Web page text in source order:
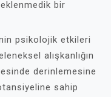
bir
psikolojik etkileri
alışkanlığın
derinlemesine
sahip